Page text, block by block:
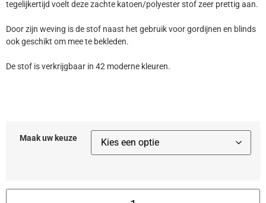
tegelijkertijd voelt deze zachte katoen/polyester stof zeer prettig aan.
Door zijn weving is de stof naast het gebruik voor gordijnen en blinds
ook geschikt om mee te bekleden.
De stof is verkrijgbaar in 42 moderne kleuren.
Maak uw keuze